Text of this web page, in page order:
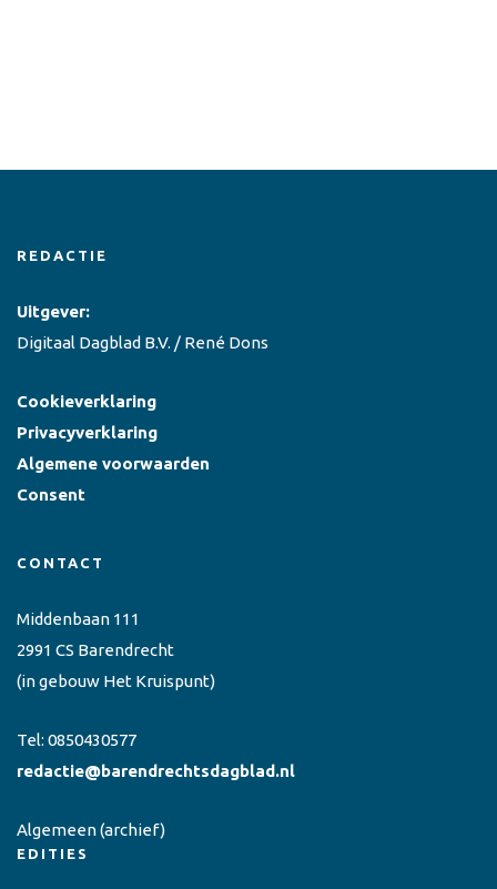
REDACTIE
Uitgever:
Digitaal Dagblad B.V. / René Dons
Cookieverklaring
Privacyverklaring
Algemene voorwaarden
Consent
CONTACT
Middenbaan 111
2991 CS Barendrecht
(in gebouw Het Kruispunt)
Tel: 0850430577
redactie@barendrechtsdagblad.nl
Algemeen(archief)
EDITIES